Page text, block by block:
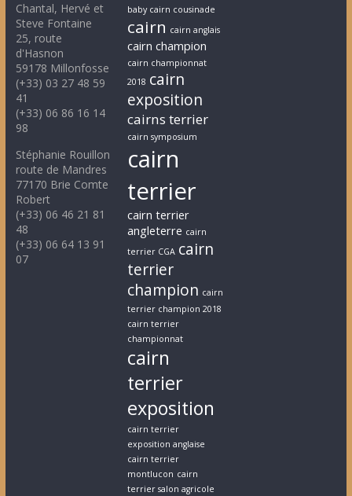
Chantal, Hervé et
Steve Fontaine
25, route
d'Hasnon
59178 Millonfosse
(+33) 03 27 48 59
41
(+33) 06 86 16 14
98
Stéphanie Rouillon
route de Mandres
77170 Brie Comte
Robert
(+33) 06 46 21 81
48
(+33) 06 64 13 91
07
baby cairn cousinade
cairn cairn anglais
cairn champion
cairn championnat
2018 cairn
exposition
cairns terrier
cairn symposium
cairn
terrier
cairn terrier
angleterre cairn
terrier CGA cairn
terrier
champion cairn
terrier champion 2018
cairn terrier
championnat
cairn
terrier
exposition
cairn terrier
exposition anglaise
cairn terrier
montlucon cairn
terrier salon agricole